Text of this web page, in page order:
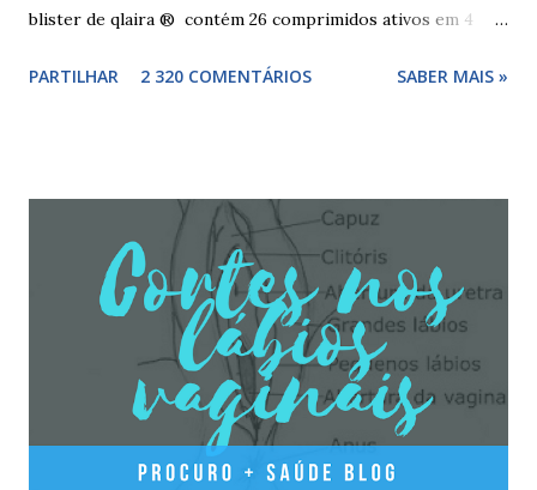
blister de qlaira ® contém 26 comprimidos ativos em 4
comprimidos inativos brancos na linha 4. Dosagem
estradiol (estrogénio natural) e 2 mg de dienogest 17
comprimidos amarelo claros, contêm 2 mg de valerato de
estradiol (estrogénio natural) e 3 mg de dienogest 2
comprimidos vermelho escuros, contêm 1 mg de valerato
de estradiol (estrogénio natural) 2 comprimidos brancos
não têm hormonas (correspondem ao período de pausa).
Outros componentes: lactose mono-hidratada, amido de
PARTILHAR 2 320 COMENTÁRIOS SABER MAIS »